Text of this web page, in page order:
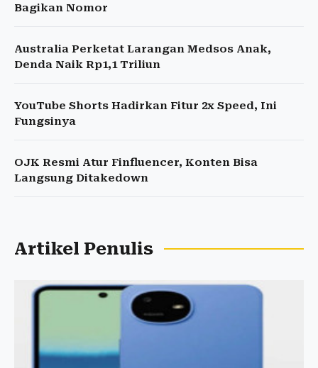
Bagikan Nomor
Australia Perketat Larangan Medsos Anak,
Denda Naik Rp1,1 Triliun
YouTube Shorts Hadirkan Fitur 2x Speed, Ini
Fungsinya
OJK Resmi Atur Finfluencer, Konten Bisa
Langsung Ditakedown
Artikel Penulis